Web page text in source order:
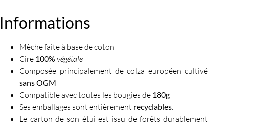
Informations
Mèche faite à base de coton
Cire 100% végétale
Composée principalement de colza européen cultivé
sans OGM
Compatible avec toutes les bougies de 180g
Ses emballages sont entièrement recyclables
Le carton de son étui est issu de forêts durablement